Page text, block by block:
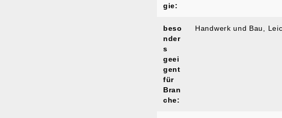
gie:
beso
nder
s
geei
gent
für
Bran
che:
Handwerk und Bau ,